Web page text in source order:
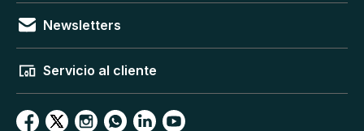
Newsletters
Servicio al cliente